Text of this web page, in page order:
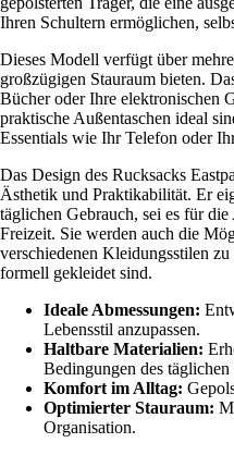
Ihren Schultern ermöglichen,
Dieses Modell verfügt über
großzügigen Stauraum bieten.
Bücher oder Ihre elektronischen
praktische Außentaschen ideal
Essentials wie Ihr Telefon oder
Das Design des Rucksacks
Ästhetik und Praktikabilität. Er
täglichen Gebrauch, sei es für
Freizeit. Sie werden auch die
verschiedenen Kleidungsstilen
formell gekleidet sind.
Ideale Abmessungen:
Lebensstil anzupassen.
Haltbare Materialien:
Bedingungen des täglichen
Komfort im Alltag:
Optimierter Stauraum:
Organisation.